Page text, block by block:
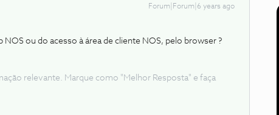
Forum|Forum|6 years ago
NOS ou do acesso à área de cliente NOS, pelo browser ?
relevante. Marque como "Melhor Resposta" e faça